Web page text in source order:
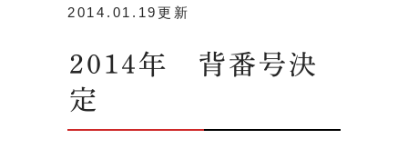
2014.01.19更新
2014年 背番号決
定